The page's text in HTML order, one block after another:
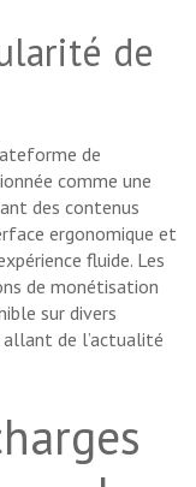
de
de
comme une
des contenus
ergonomique et
fluide. Les
de monétisation
sur divers
de l’actualité